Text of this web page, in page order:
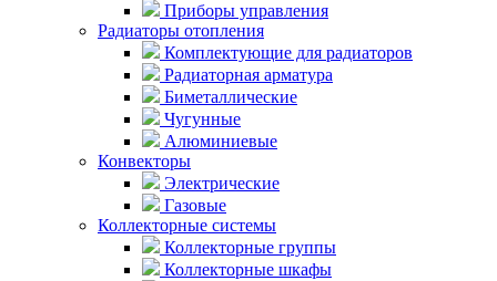
Приборы управления
Радиаторы отопления
Комплектующие для радиаторов
Радиаторная арматура
Биметаллические
Чугунные
Алюминиевые
Конвекторы
Электрические
Газовые
Коллекторные системы
Коллекторные группы
Коллекторные шкафы